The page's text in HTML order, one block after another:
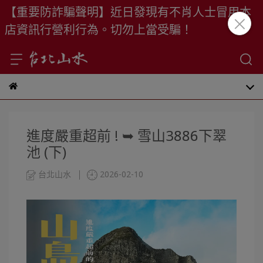
【重要防詐騙聲明】近日發現有不肖人士冒用本
店資訊行營利行為。切勿上當受騙！
進度嚴重超前 ! ➥ 雪山3886下翠
池 (下)
台北山水 2026-02-10